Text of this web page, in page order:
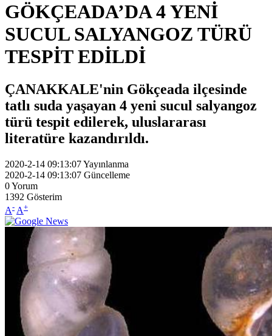
GÖKÇEADA’DA 4 YENİ
SUCUL SALYANGOZ TÜRÜ
TESPİT EDİLDİ
ÇANAKKALE'nin Gökçeada ilçesinde
tatlı suda yaşayan 4 yeni sucul salyangoz
türü tespit edilerek, uluslararası
literatüre kazandırıldı.
2020-2-14 09:13:07Yayınlanma
2020-2-14 09:13:07 Güncelleme
0Yorum
1392 Gösterim
A- A+